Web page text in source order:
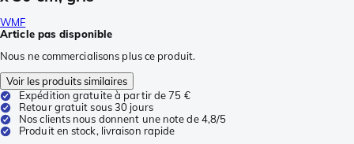
WMF
Article pas disponible
Nous ne commercialisons plus ce produit.
Voir les produits similaires
Expédition gratuite à partir de 75 €
Retour gratuit sous 30 jours
Nos clients nous donnent une note de 4,8/5
Produit en stock, livraison rapide